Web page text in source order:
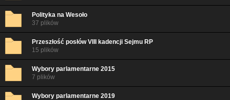
Polityka na Wesoło
37 plików
Przeszłość posłów VIII kadencji Sejmu RP
15 plików
Wybory parlamentarne 2015
7 plików
Wybory parlamentarne 2019